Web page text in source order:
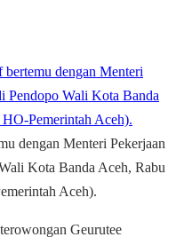
dengan Menteri Pekerjaan
Kota Banda Aceh, Rabu
Aceh).
Geurutee